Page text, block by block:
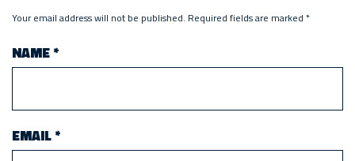
Your email address will not be published. Required fields are marked *
NAME*
EMAIL*